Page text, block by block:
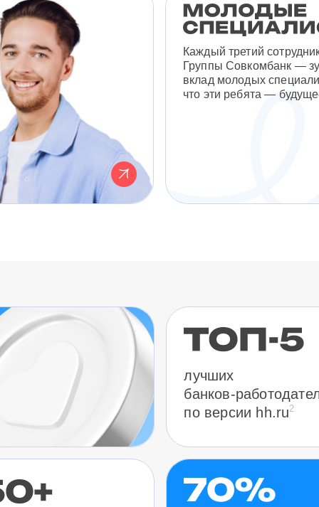
Каждый третий
Группы Совкомбанк —
вклад молодых
что эти ребята —
лучших
банков-
по версии hh.ru2